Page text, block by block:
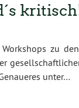
zu
unter…